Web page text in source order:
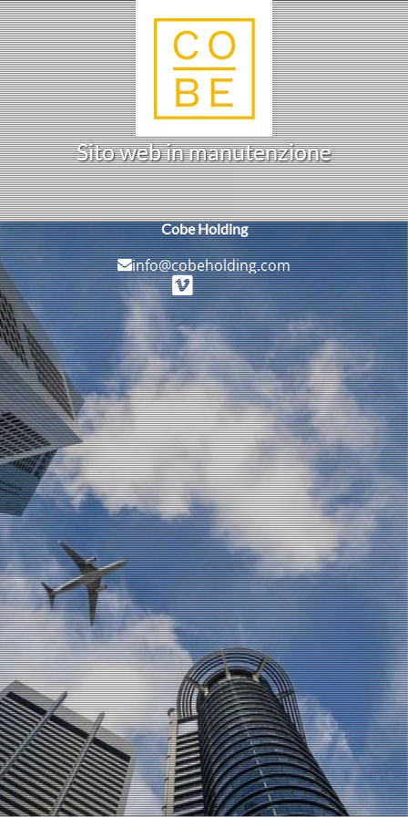
Sitowebinmanutenzione
Cobe Holding
info@cobeholding.com